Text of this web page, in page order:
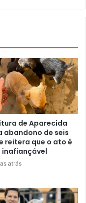
de Aparecida
abandono de seis
reitera que o ato é
inafiançável
atrás